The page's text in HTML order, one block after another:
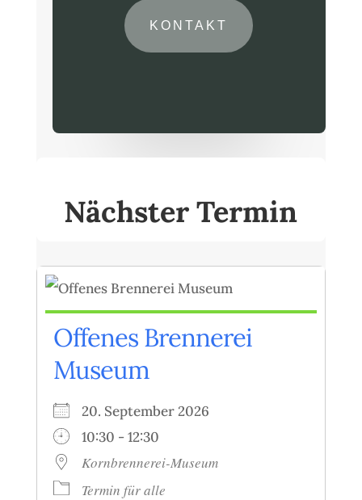
KONTAKT
Nächster Termin
Offenes Brennerei
Museum
20. September 2026
10:30 - 12:30
Kornbrennerei-Museum
Termin für alle